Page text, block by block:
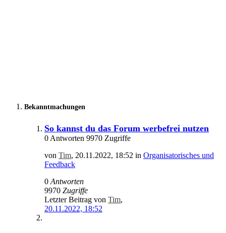
Bekanntmachungen
So kannst du das Forum werbefrei nutzen
0 Antworten 9970 Zugriffe
von Tim, 20.11.2022, 18:52 in Organisatorisches und
Feedback
0 Antworten
9970 Zugriffe
Letzter Beitrag von Tim,
20.11.2022, 18:52